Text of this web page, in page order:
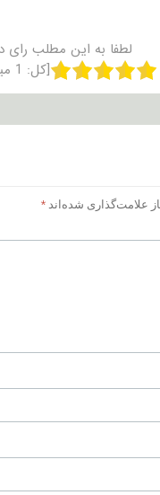
لطفا به این مطلب رای
[کل: 1
علامت‌گذاری شده‌اند *